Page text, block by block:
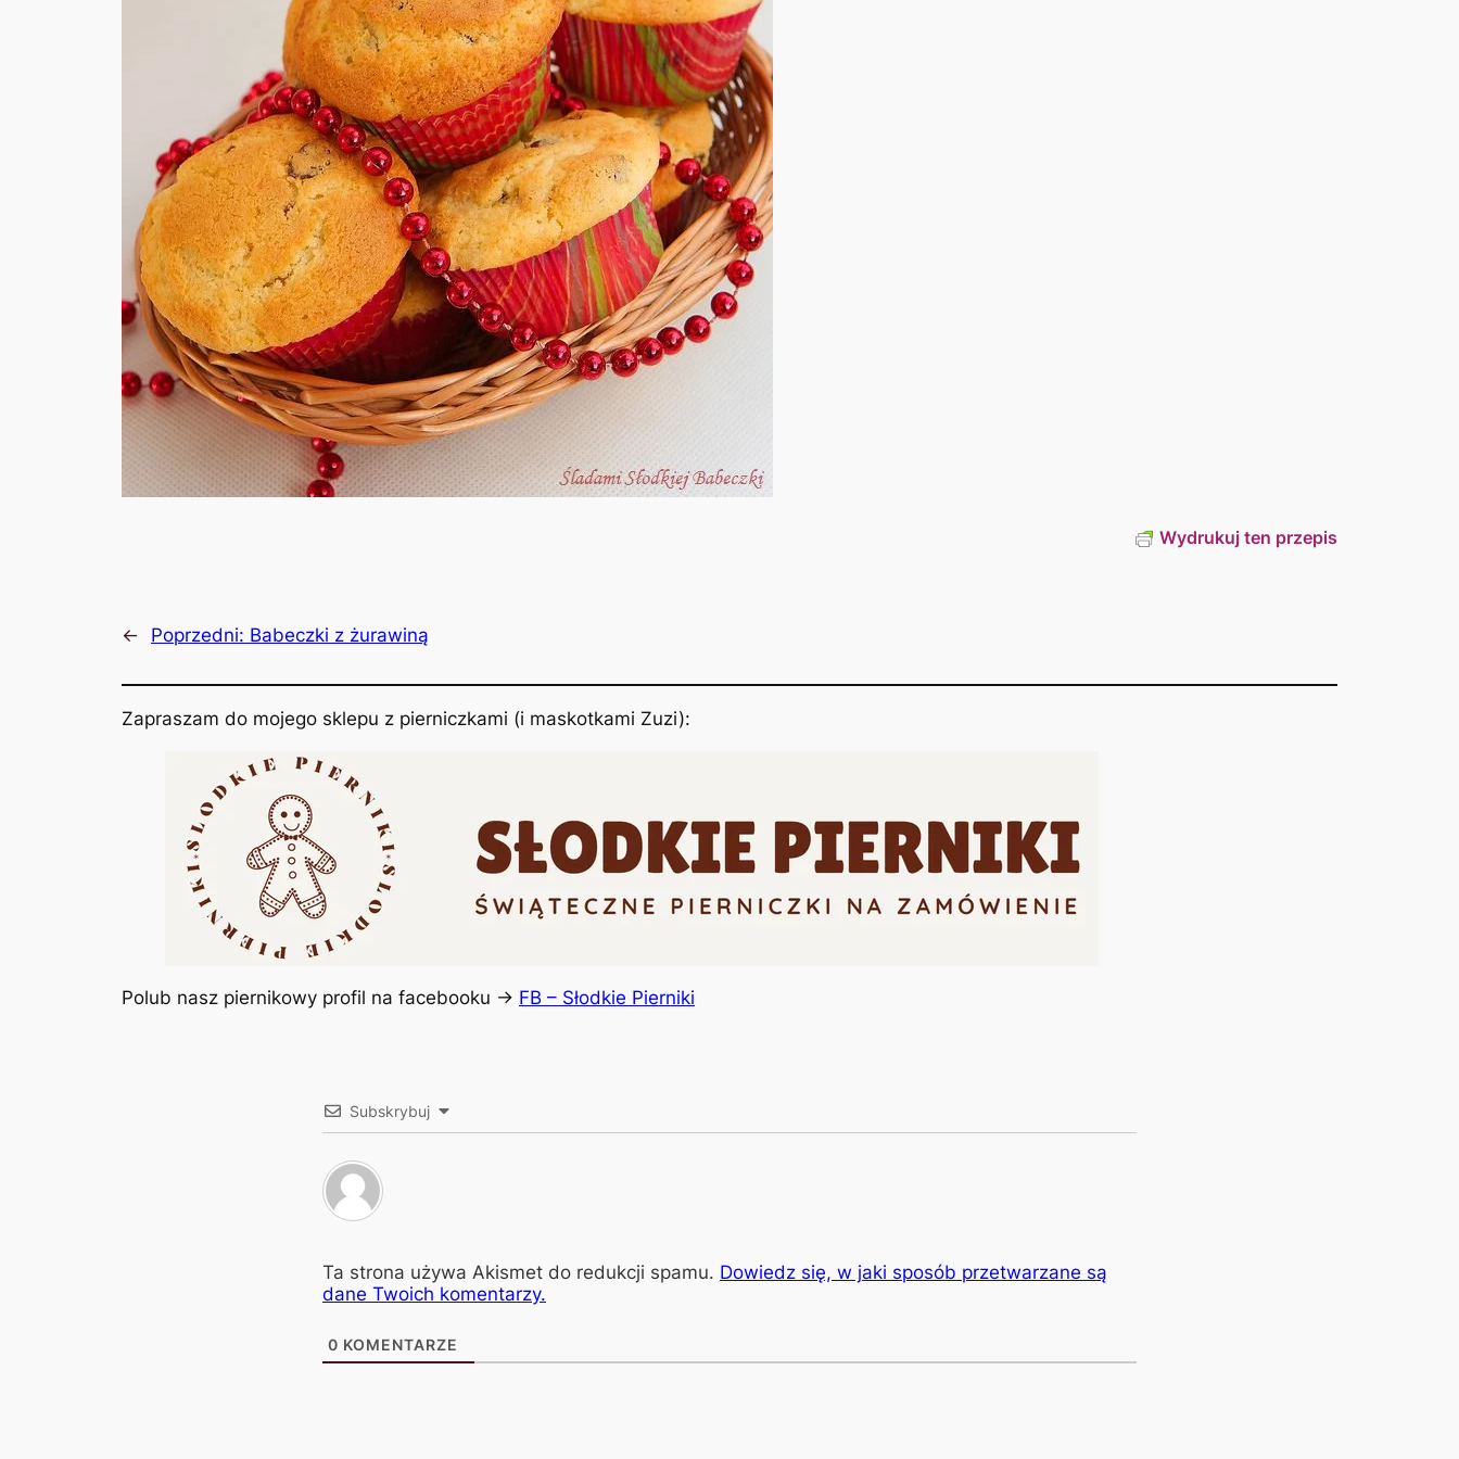
Wydrukuj ten przepis
← Poprzedni: Babeczki z żurawiną
Zapraszam do mojego sklepu z pierniczkami (i maskotkami Zuzi):
Polub nasz piernikowy profil na facebooku -> FB – Słodkie Pierniki
Subskrybuj
Ta strona używa Akismet do redukcji spamu. Dowiedz się, w jaki sposób przetwarzane są
dane Twoich komentarzy.
0 KOMENTARZE